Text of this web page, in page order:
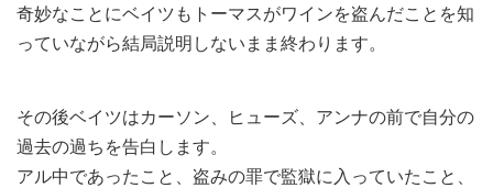
奇妙なことにベイツもトーマスがワインを盗んだことを知
っていながら結局説明しないまま終わります。
その後ベイツはカーソン、ヒューズ、アンナの前で自分の
過去の過ちを告白します。
アル中であったこと、盗みの罪で監獄に入っていたこと、